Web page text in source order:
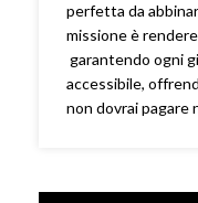
perfetta da
missione è
garantendo ogni
accessibile,
non dovrai pagare